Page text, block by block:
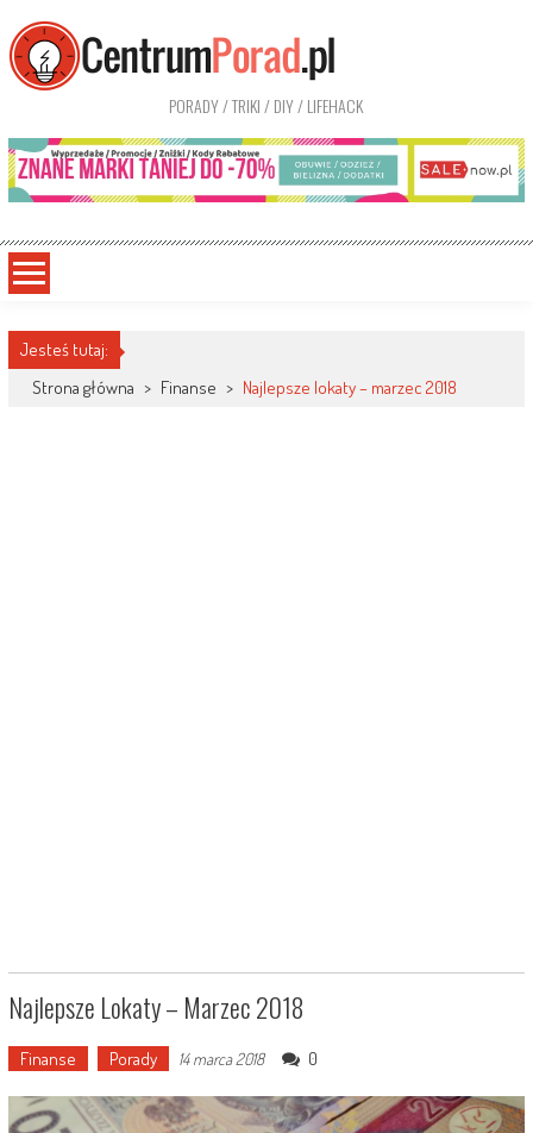
PORADY / TRIKI / DIY / LIFEHACK
Jesteś tutaj:
Strona główna > Finanse > Najlepsze lokaty – marzec 2018
Najlepsze Lokaty – Marzec 2018
Finanse Porady 14 marca 2018 0